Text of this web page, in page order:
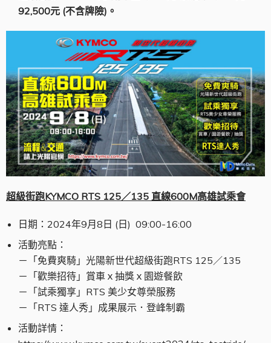
92,500元 (不含牌險)。
超級街跑KYMCO RTS 125／135 直線600M高雄試乘會
日期：2024年9月8日 (日) 09:00-16:00
活動亮點：
－「免費爽騎」光陽新世代超級街跑RTS 125／135
－「歡樂招待」賞車ｘ抽獎ｘ園遊餐飲
－「試乘獨享」RTS 美少女尊榮服務
－「RTS 達人秀」成果展示．登峰制霸
活動詳情：